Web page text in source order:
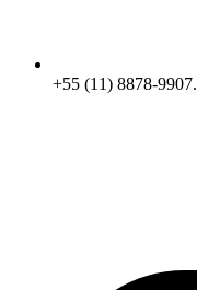
+55 (11) 8878-9907.